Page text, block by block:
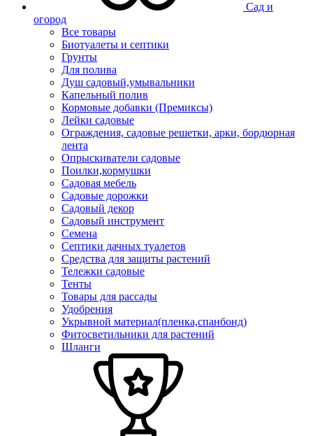
Сад и
огород
Все товары
Биотуалеты и септики
Грунты
Для полива
Душ садовый,умывальники
Капельный полив
Кормовые добавки (Премиксы)
Лейки садовые
Ограждения, садовые решетки, арки, бордюрная
лента
Опрыскиватели садовые
Поилки,кормушки
Садовая мебель
Садовые дорожки
Садовый декор
Садовый инструмент
Семена
Септики дачных туалетов
Средства для защиты растений
Тележки садовые
Тенты
Товары для рассады
Удобрения
Укрывной материал(пленка,спанбонд)
Фитосветильники для растений
Шланги